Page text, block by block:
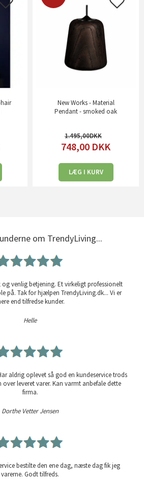
New Works - Material
Pendant - smoked oak
1.495,00
748,00 DKK
LÆG I KURV
om TrendyLiving...
venlig betjening. Et virkeligt professionelt
på. Tak for hjælpen TrendyLiving.dk... Vi er
end tilfredse kunder.
Helle
aldrig oplevet så god en kundeservice trods
leveret varer. Kan varmt anbefale dette
firma.
Dorthe Vetter Jensen
bestilte den ene dag, næste dag fik jeg
varerne. Godt tilfreds.